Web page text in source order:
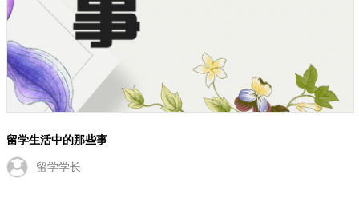
留学生活中的那些事
留学学长